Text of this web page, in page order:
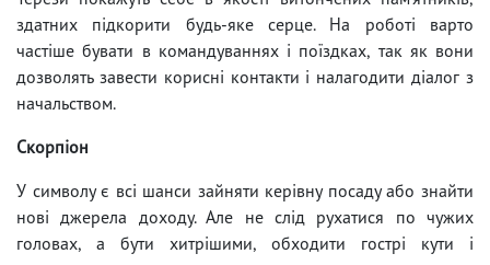
здатних підкорити будь-яке серце. На роботі варто
частіше бувати в командуваннях і поїздках, так як вони
дозволять завести корисні контакти і налагодити діалог з
начальством.
Скорпіон
У символу є всі шанси зайняти керівну посаду або знайти
нові джерела доходу. Але не слід рухатися по чужих
головах, а бути хитрішими, обходити гострі кути і